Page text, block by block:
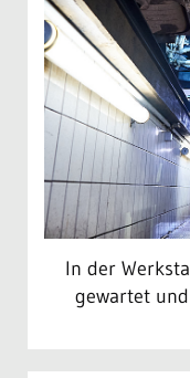
In der
gewartet